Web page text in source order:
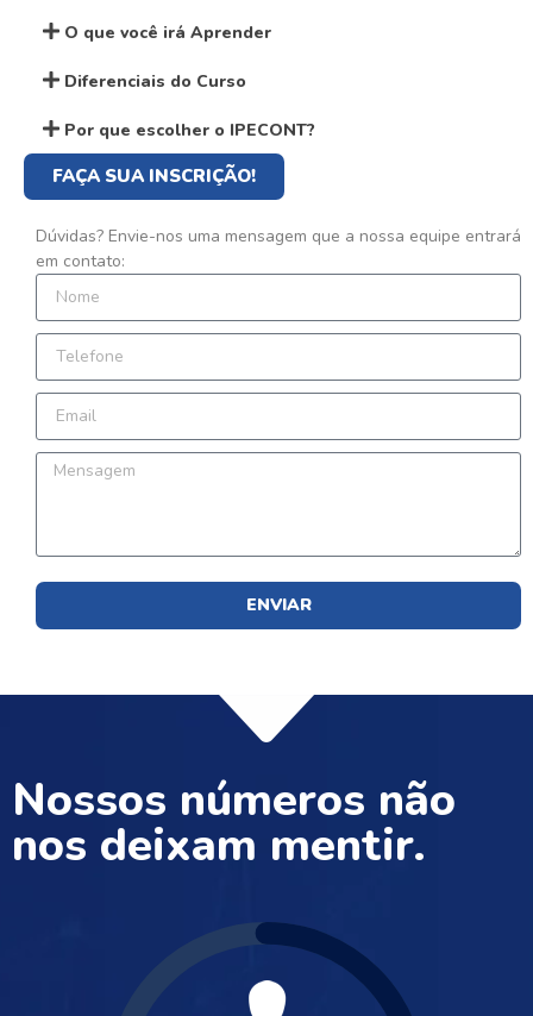
O que você irá Aprender
Diferenciais do Curso
Por que escolher o IPECONT?
FAÇA SUA INSCRIÇÃO!
Dúvidas? Envie-nos uma mensagem que a nossa equipe entrará
em contato:
ENVIAR
Nossos números não
nos deixam mentir.